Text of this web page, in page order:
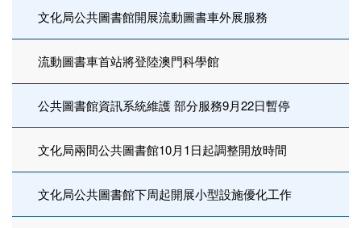
文化局公共圖書館開展流動圖書車外展服務
流動圖書車首站將登陸澳門科學館
公共圖書館資訊系統維護 部分服務9月22日暫停
文化局兩間公共圖書館10月1日起調整開放時間
文化局公共圖書館下周起開展小型設施優化工作